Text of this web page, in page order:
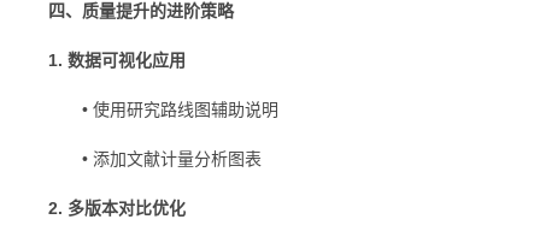
四、质量提升的进阶策略
1. 数据可视化应用
• 使用研究路线图辅助说明
• 添加文献计量分析图表
2. 多版本对比优化